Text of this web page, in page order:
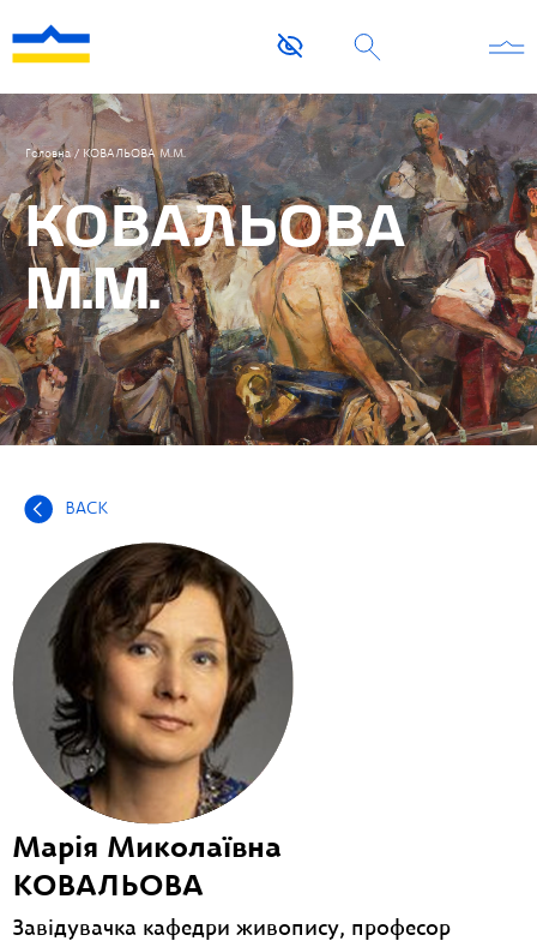
Головна / КОВАЛЬОВА М.М.
КОВАЛЬОВА
М.М.
BACK
Марія Миколаївна
КОВАЛЬОВА
Завідувачка кафедри живопису, професор